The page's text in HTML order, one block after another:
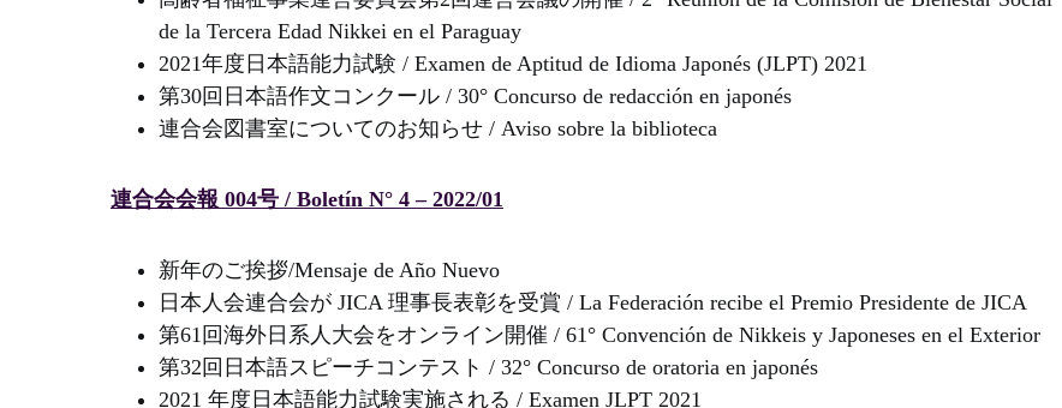
de la Tercera Edad Nikkei en el Paraguay
2021年度日本語能力試験 / Examen de Aptitud de Idioma Japonés (JLPT) 2021
第30回日本語作文コンクール / 30° Concurso de redacción en japonés
連合会図書室についてのお知らせ / Aviso sobre la biblioteca
連合会会報 004号 / Boletín N° 4 – 2022/01
新年のご挨拶/Mensaje de Año Nuevo
日本人会連合会が JICA 理事長表彰を受賞 / La Federación recibe el Premio Presidente de JICA
第61回海外日系人大会をオンライン開催 / 61° Convención de Nikkeis y Japoneses en el Exterior
第32回日本語スピーチコンテスト / 32° Concurso de oratoria en japonés
2021 年度日本語能力試験実施される / Examen JLPT 2021